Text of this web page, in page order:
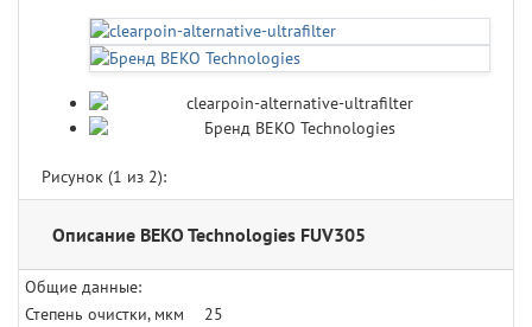
Рисунок (1 из 2):
Описание BEKO Technologies FUV305
Общие данные:
Степень очистки, мкм
25